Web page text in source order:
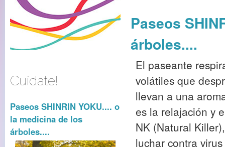
Cuídate!
Paseos SHINRIN YOKU.... o
la medicina de los
árboles....
Paseos
árboles....
El paseante
volátiles que
llevan a una
es la relajación y
NK (Natural
luchar contra